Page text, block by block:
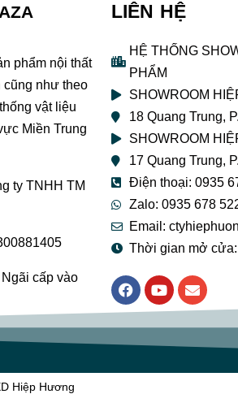
phẩm nội thất
cũng như theo
vật liệu
Miền Trung
ty TNHH TM
cấp vào
LIÊN HỆ
HỆ THỐNG
PHẨM
SHOWROOM
18 Quang Trung,
SHOWROOM
17 Quang Trung,
Điện thoại: 0935
Zalo: 0935 678
Email:
Thời gian mở
F
a
c
e
b
o
Y
o
u
t
e
E
n
v
e
p
Hiệp Hương